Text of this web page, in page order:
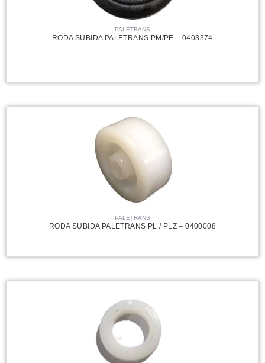
PALETRANS
RODA SUBIDA PALETRANS PM/PE – 0403374
PALETRANS
RODA SUBIDA PALETRANS PL / PLZ – 0400008